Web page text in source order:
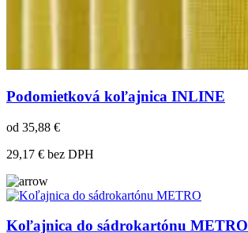
Podomietková koľajnica INLINE
od 35,88 €
29,17 € bez DPH
Koľajnica do sádrokartónu METRO